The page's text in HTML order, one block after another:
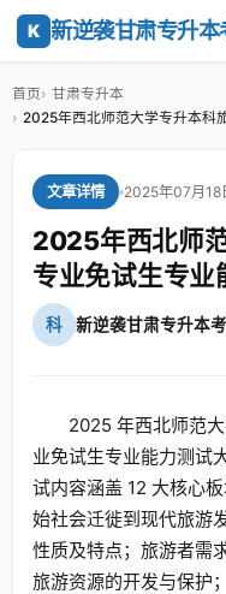
K 新逆袭甘肃专升本
首页
甘肃专升本
2025年西北师范大学专升本科
文章详情 2025年07月18
2025年西北师
专业免试生专业
科 新逆袭甘肃专升本
2025 年西北师范
业免试生专业能力测试
试内容涵盖 12 大核心
始社会迁徙到现代旅游
性质及特点；旅游者需
旅游资源的开发与保护